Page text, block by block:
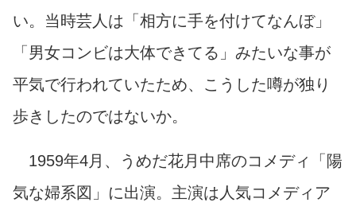
い。当時芸人は「相方に手を付けてなんぼ」
「男女コンビは大体できてる」みたいな事が
平気で行われていたため、こうした噂が独り
歩きしたのではないか。
1959年4月、うめだ花月中席のコメディ「陽
気な婦系図」に出演。主演は人気コメディア